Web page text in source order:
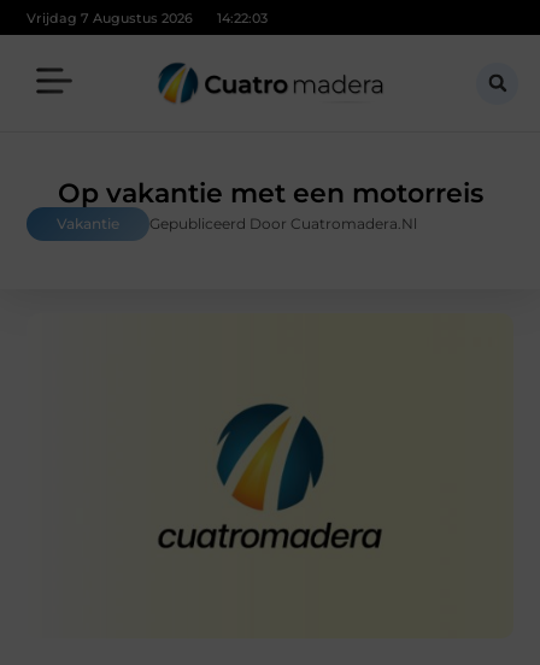
Vrijdag 7 Augustus 2026 14:22:03
Op vakantie met een motorreis
Vakantie Gepubliceerd Door Cuatromadera.nl